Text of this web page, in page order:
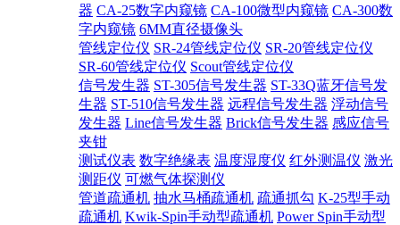
器 CA-25数字内窥镜 CA-100微型内窥镜 CA-300数
字内窥镜 6MM直径摄像头
管线定位仪 SR-24管线定位仪 SR-20管线定位仪
SR-60管线定位仪 Scout管线定位仪
信号发生器 ST-305信号发生器 ST-33Q蓝牙信号发
生器 ST-510信号发生器 远程信号发生器 浮动信号
发生器 Line信号发生器 Brick信号发生器 感应信号
夹钳
测试仪表 数字绝缘表 温度湿度仪 红外测温仪 激光
测距仪 可燃气体探测仪
管道疏通机 抽水马桶疏通机 疏通抓勾 K-25型手动
疏通机 Kwik-Spin手动型疏通机 Power Spin手动型